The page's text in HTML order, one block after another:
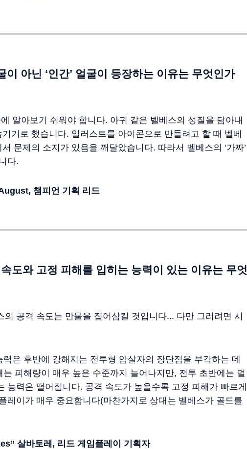
이 아닌 ‘인간’ 얼굴이 등장하는 이유는 무엇인가
알아보기 쉬워야 합니다. 아귀 같은 벨베스의 성질을 담아내
기로 했습니다. 일러스트를 아이콘으로 만들려고 할 때 벨베
문제의 소지가 있음을 깨달았습니다. 따라서 벨베스의 ‘가짜’
다.
챔피언 기획 리드
도와 고정 피해를 입히는 능력이 있는 이유는 무엇
공격 속도는 만물을 집어삼킬 것입니다... 다만 그러려면 시
은 후반에 강해지는 전투형 암살자의 장단점을 부각하는 데
피해량이 매우 높은 수준까지 늘어나지만, 전투 초반에는 덜
능력은 떨어집니다. 공격 속도가 높을수록 고정 피해가 빠르게
레이가 매우 중요합니다(마찬가지로 상대는 벨베스가 골드를
살바토레 , 리드 게임플레이 기획자